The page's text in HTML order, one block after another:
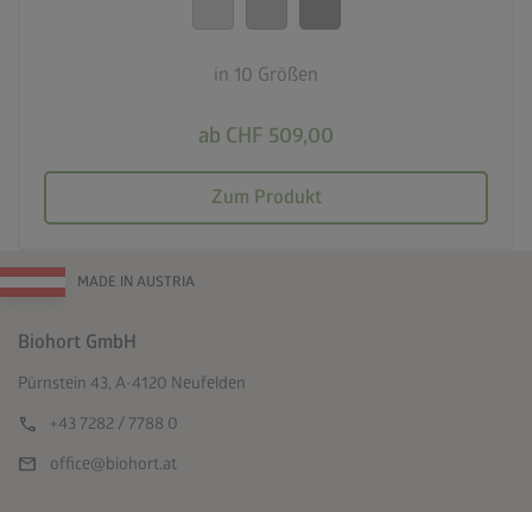
in 10 Größen
ab CHF 509,00
Zum Produkt
MADE IN AUSTRIA
Biohort GmbH
Pürnstein 43, A-4120 Neufelden
call +43 7282 / 7788 0
mail office@biohort.at